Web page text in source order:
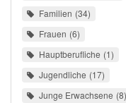
Familien 34
Frauen 6
Hauptberufliche 1
Jugendliche 17
Junge Erwachsene 8